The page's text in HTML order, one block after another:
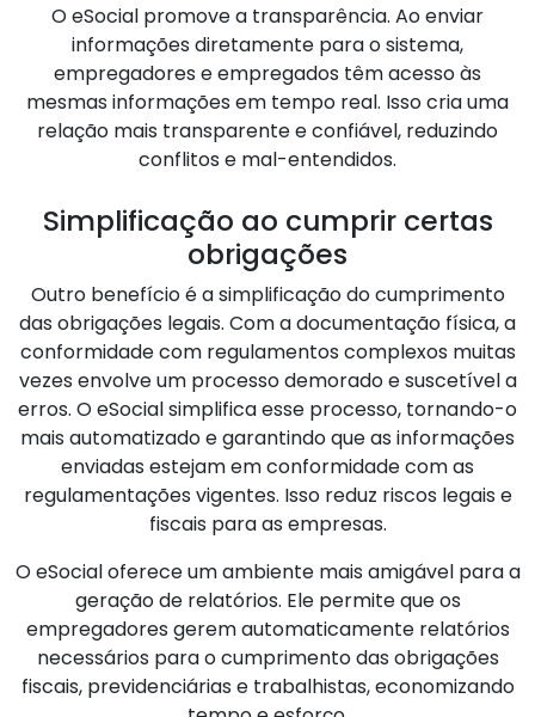
O eSocial promove a transparência. Ao enviar
informações diretamente para o sistema,
empregadores e empregados têm acesso às
mesmas informações em tempo real. Isso cria uma
relação mais transparente e confiável, reduzindo
conflitos e mal-entendidos.
Simplificação ao cumprir certas
obrigações
Outro benefício é a simplificação do cumprimento
das obrigações legais. Com a documentação física, a
conformidade com regulamentos complexos muitas
vezes envolve um processo demorado e suscetível a
erros. O eSocial simplifica esse processo, tornando-o
mais automatizado e garantindo que as informações
enviadas estejam em conformidade com as
regulamentações vigentes. Isso reduz riscos legais e
fiscais para as empresas.
O eSocial oferece um ambiente mais amigável para a
geração de relatórios. Ele permite que os
empregadores gerem automaticamente relatórios
necessários para o cumprimento das obrigações
fiscais, previdenciárias e trabalhistas, economizando